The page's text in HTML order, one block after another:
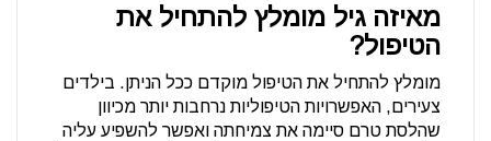
מאיזה גיל מומלץ להתחיל את
הטיפול?
מומלץ להתחיל את הטיפול מוקדם ככל הניתן. בילדים
צעירים, האפשרויות הטיפוליות נרחבות יותר מכיוון
שהלסת טרם סיימה את צמיחתה ואפשר להשפיע עליה